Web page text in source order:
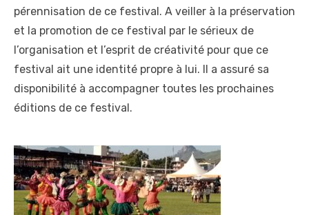
pérennisation de ce festival. A veiller à la préservation
et la promotion de ce festival par le sérieux de
l’organisation et l’esprit de créativité pour que ce
festival ait une identité propre à lui. Il a assuré sa
disponibilité à accompagner toutes les prochaines
éditions de ce festival.